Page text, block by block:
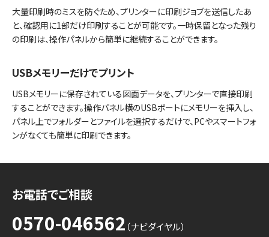
大量印刷時のミスを防ぐため、プリンターに印刷ジョブを送信したあ
と、確認用に1部だけ印刷することが可能です。一時保留となった残り
の印刷は、操作パネルから簡単に継続することができます。
USBメモリーだけでプリント
USBメモリーに保存されている図面データを、プリンターで直接印刷
することができます。操作パネル横のUSBポートにメモリーを挿入し、
パネル上でフォルダーとファイルを選択するだけで、PCやスマートフォ
ンがなくても簡単に印刷できます。
お電話でご相談
0570-046562 （ナビダイヤル）